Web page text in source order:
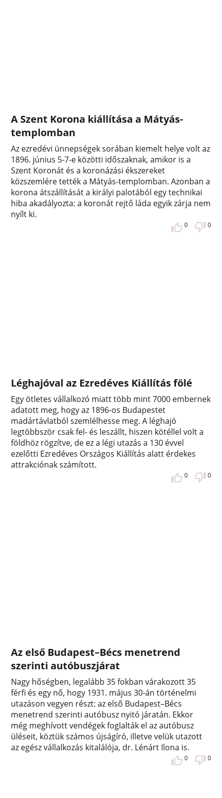
A Szent Korona kiállítása a Mátyás-
templomban
Az ezredévi ünnepségek sorában kiemelt helye volt az
1896. június 5-7-e közötti időszaknak, amikor is a
Szent Koronát és a koronázási ékszereket
közszemlére tették a Mátyás-templomban. Azonban a
korona átszállítását a királyi palotából egy technikai
hiba akadályozta: a koronát rejtő láda egyik zárja nem
nyílt ki.
0 0
Léghajóval az Ezredéves Kiállítás fölé
Egy ötletes vállalkozó miatt több mint 7000 embernek
adatott meg, hogy az 1896-os Budapestet
madártávlatból szemlélhesse meg. A léghajó
legtöbbször csak fel- és leszállt, hiszen kötéllel volt a
földhöz rögzítve, de ez a légi utazás a 130 évvel
ezelőtti Ezredéves Országos Kiállítás alatt érdekes
attrakciónak számított.
0 0
Az első Budapest–Bécs menetrend
szerinti autóbuszjárat
Nagy hőségben, legalább 35 fokban várakozott 35
férfi és egy nő, hogy 1931. május 30-án történelmi
utazáson vegyen részt: az első Budapest–Bécs
menetrend szerinti autóbusz nyitó járatán. Ekkor
még meghívott vendégek foglalták el az autóbusz
üléseit, köztük számos újságíró, illetve velük utazott
az egész vállalkozás kitalálója, dr. Lénárt Ilona is.
0 0